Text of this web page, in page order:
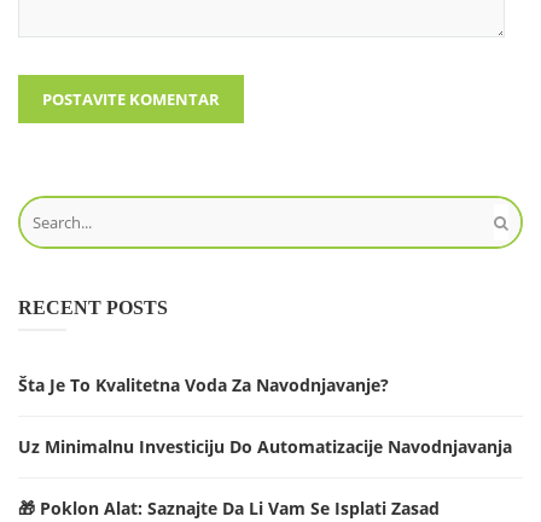
RECENT POSTS
Šta Je To Kvalitetna Voda Za Navodnjavanje?
Uz Minimalnu Investiciju Do Automatizacije Navodnjavanja
🎁 Poklon Alat: Saznajte Da Li Vam Se Isplati Zasad